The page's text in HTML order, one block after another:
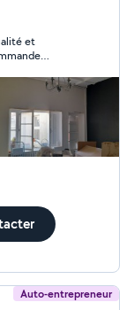
et
Auto-entrepreneur